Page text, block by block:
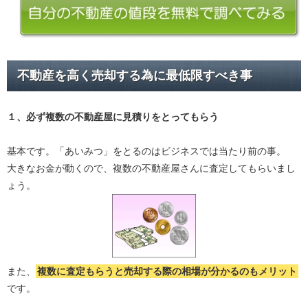
不動産を高く売却する為に最低限すべき事
１、必ず複数の不動産屋に見積り をとってもらう
基本です。「あいみつ」をとるのはビジネスでは当たり前の事。
大きなお金が動くので、複数の不動産屋さんに査定してもらいまし
ょう。
また、 複数に査定もらうと売却する際の相場が分かるのもメリット
です。